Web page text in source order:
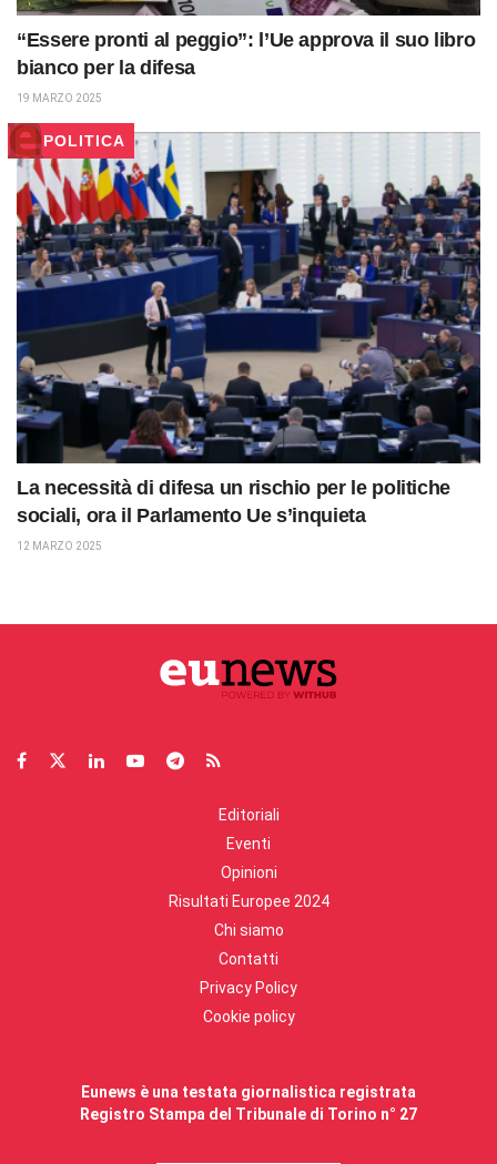
“Essere pronti al peggio”: l’Ue approva il suo libro
bianco per la difesa
19 MARZO 2025
POLITICA
La necessità di difesa un rischio per le politiche
sociali, ora il Parlamento Ue s’inquieta
12 MARZO 2025
Editoriali
Eventi
Opinioni
Risultati Europee 2024
Chi siamo
Contatti
Privacy Policy
Cookie policy
Eunews è una testata giornalistica registrata
Registro Stampa del Tribunale di Torino n° 27